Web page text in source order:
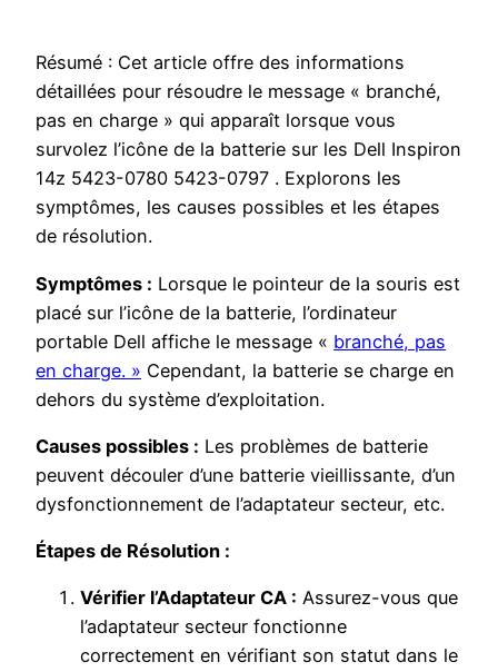
Résumé : Cet article offre des informations
détaillées pour résoudre le message « branché,
pas en charge » qui apparaît lorsque vous
survolez l’icône de la batterie sur les Dell Inspiron
14z 5423-0780 5423-0797 . Explorons les
symptômes, les causes possibles et les étapes
de résolution.
Symptômes : Lorsque le pointeur de la souris est
placé sur l’icône de la batterie, l’ordinateur
portable Dell affiche le message « branché, pas
en charge. » Cependant, la batterie se charge en
dehors du système d’exploitation.
Causes possibles : Les problèmes de batterie
peuvent découler d’une batterie vieillissante, d’un
dysfonctionnement de l’adaptateur secteur, etc.
Étapes de Résolution :
Vérifier l’Adaptateur CA : Assurez-vous que
l’adaptateur secteur fonctionne
correctement en vérifiant son statut dans le